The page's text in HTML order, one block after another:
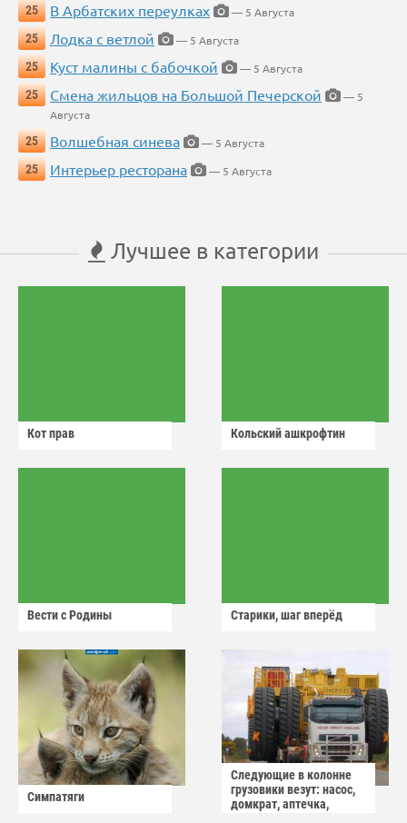
25
В Арбатских переулках
— 5 Августа
25
Лодка с ветлой
— 5 Августа
25
Куст малины с бабочкой
— 5 Августа
25
Смена жильцов на Большой Печерской
— 5
Августа
25
Волшебная синева
— 5 Августа
25
Интерьер ресторана — 5 Августа
Лучшее в категории
Кот прав Кольский ашкрофтин
Вести с Родины Старики, шаг вперёд
Симпатяги
Следующие в колонне
грузовики везут: насос,
домкрат, аптечка,